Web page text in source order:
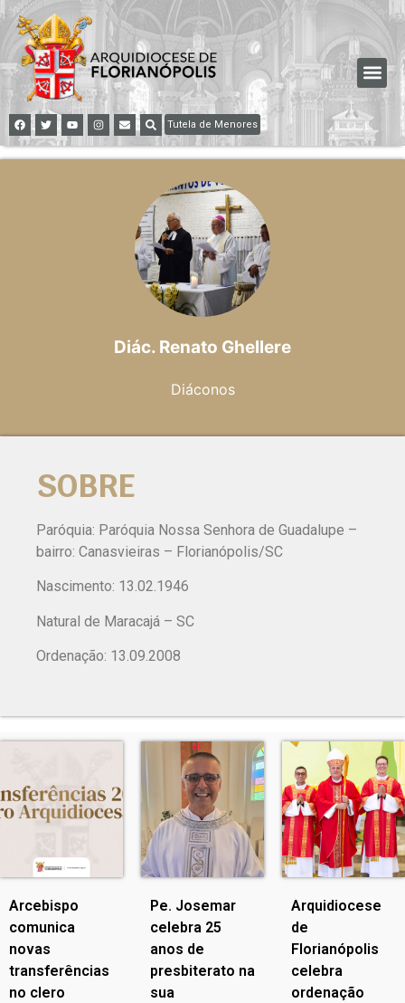
Tutela de Menores
Diác. Renato Ghellere
Diáconos
SOBRE
Paróquia: Paróquia Nossa Senhora de Guadalupe –
bairro: Canasvieiras – Florianópolis/SC
Nascimento: 13.02.1946
Natural de Maracajá – SC
Ordenação: 13.09.2008
Arcebispo
comunica
novas
transferências
no clero
Pe. Josemar
celebra 25
anos de
presbiterato na
sua
Arquidiocese
de
Florianópolis
celebra
ordenação